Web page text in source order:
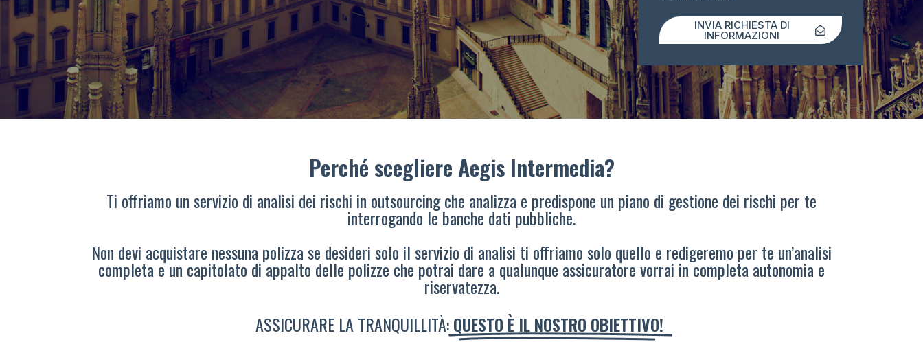
INVIA RICHIESTA DI
INFORMAZIONI
Perché scegliere Aegis Intermedia?
Ti offriamo un servizio di analisi dei rischi in outsourcing che analizza e predispone un piano di gestione dei rischi per te
interrogando le banche dati pubbliche.
Non devi acquistare nessuna polizza se desideri solo il servizio di analisi ti offriamo solo quello e redigeremo per te un’analisi
completa e un capitolato di appalto delle polizze che potrai dare a qualunque assicuratore vorrai in completa autonomia e
riservatezza.
ASSICURARE LA TRANQUILLITÀ:QUESTO È IL NOSTRO OBIETTIVO!